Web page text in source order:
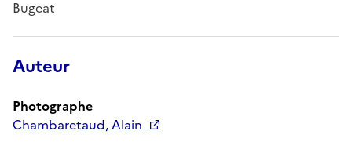
Bugeat
Auteur
Photographe
Chambaretaud, Alain